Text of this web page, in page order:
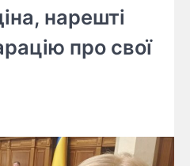
нарешті
про свої